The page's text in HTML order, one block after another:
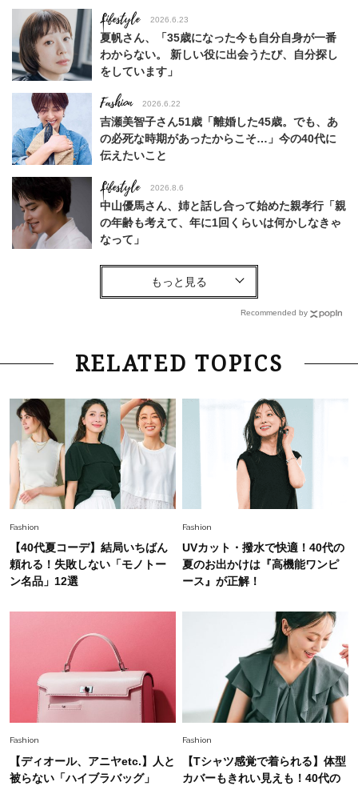
Lifestyle 2026.6.23
夏帆さん、「35歳になった今も自分自身が一番
わからない。 新しい役に出会うたび、自分探し
をしています」
Fashion 2026.6.22
吉瀬美智子さん51歳「離婚した45歳。でも、あ
の必死な時期があったからこそ…」今の40代に
伝えたいこと
Lifestyle 2026.8.6
中山優馬さん、姉と話し合って始めた親孝行「親
の年齢も考えて、年に1回くらいは何かしなきゃ
なって」
Lifestyle
「お若いですね」は褒め言葉？“若い＝美しい”と
Lifestyle 2026.8.6
26年夏の【開運アクション】は”ひと拭き”習
は？」
Fashion 2026.6.12
中村ゆりさん「40代になり、やっと“仕事以外の
幸福感”に目が向いた」ライフスタイルも、服も
40代の夏通勤はこれ１着！「きちんと感」も
「オシャレ」も整うトレンドトップス〈4選〉
Fashion
白黒でもこんなに華やぐ！40代、夏の「甘めト
ップス×パンツ」コーデ〈3選〉
Fashion 2026.6.26
初夏はこれさえあれば！40代は【淡色ワンピ】
で即涼しげ＆上品見え〈3選〉
Fashion 2026.5.29
Recommended by
RELATED TOPICS
Fashion
【40代夏コーデ】結局いちばん
頼れる！失敗しない「モノトー
ン名品」12選
Fashion
UVカット・撥水で快適！40代の
夏のお出かけは『高機能ワンピ
ース』が正解！
Fashion
【ディオール、アニヤetc.】人と
被らない「ハイブラバッグ」
Fashion
【Tシャツ感覚で着られる】体型
カバーもきれい見えも！40代の